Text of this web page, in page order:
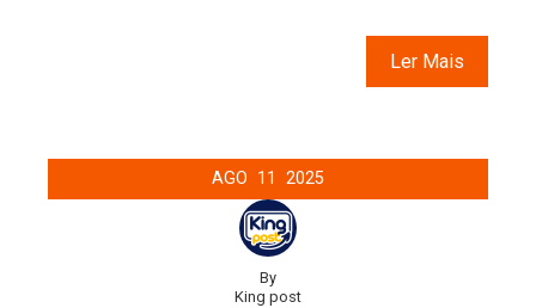
Ler Mais
AGO 11 2025
By
King post